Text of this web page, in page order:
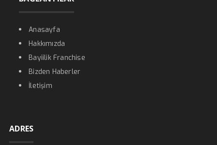
Anasayfa
Hakkımızda
Bayiilik Franchise
Bizden Haberler
İletişim
ADRES